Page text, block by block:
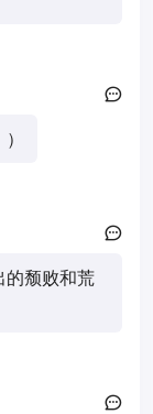
的颓败和荒